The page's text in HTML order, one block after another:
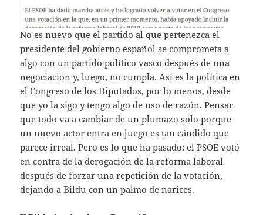
No es nuevo que el partido al que pertenezca el
presidente del gobierno español se comprometa a
algo con un partido político vasco después de una
negociación y, luego, no cumpla. Así es la política en
el Congreso de los Diputados, por lo menos, desde
que yo la sigo y tengo algo de uso de razón. Pensar
que todo va a cambiar de un plumazo solo porque
un nuevo actor entra en juego es tan cándido que
parece irreal. Pero es lo que ha pasado: el PSOE votó
en contra de la derogación de la reforma laboral
después de forzar una repetición de la votación,
dejando a Bildu con un palmo de narices.